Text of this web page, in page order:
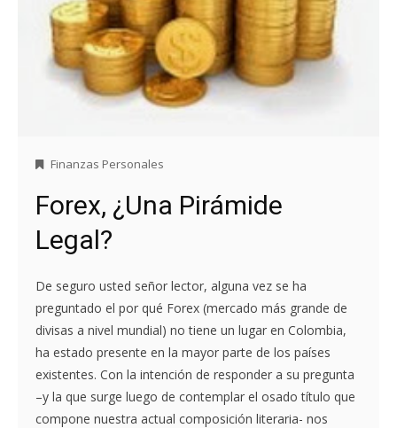
Finanzas Personales
Forex, ¿Una Pirámide
Legal?
De seguro usted señor lector, alguna vez se ha
preguntado el por qué Forex (mercado más grande de
divisas a nivel mundial) no tiene un lugar en Colombia,
ha estado presente en la mayor parte de los países
existentes. Con la intención de responder a su pregunta
–y la que surge luego de contemplar el osado título que
compone nuestra actual composición literaria- nos